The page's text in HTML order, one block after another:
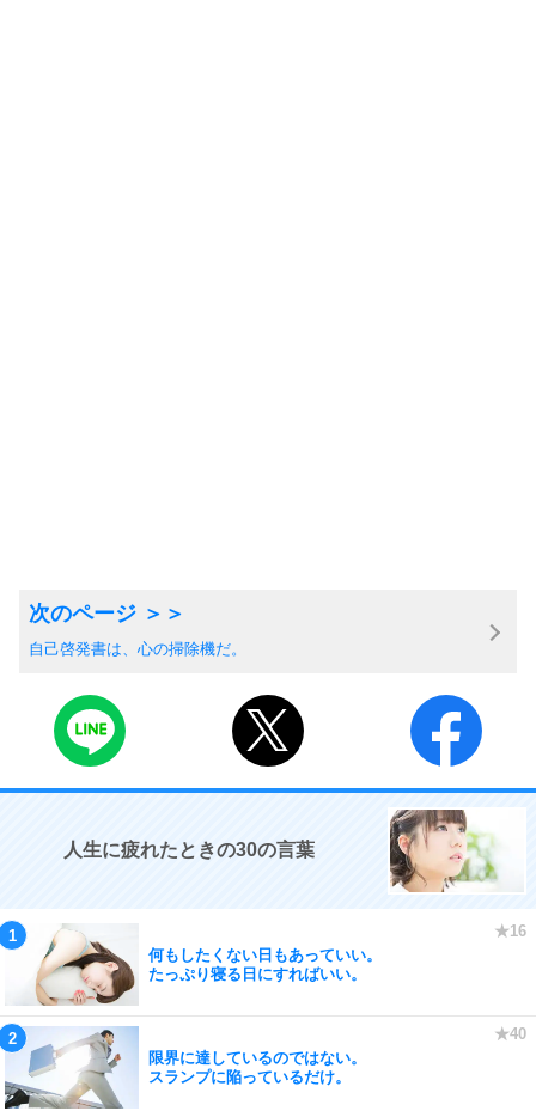
自己啓発書は、心の掃除機だ。
人生に疲れたときの30の言葉
何もしたくない日もあっていい。
たっぷり寝る日にすればいい。
限界に達しているのではない。
スランプに陥っているだけ。